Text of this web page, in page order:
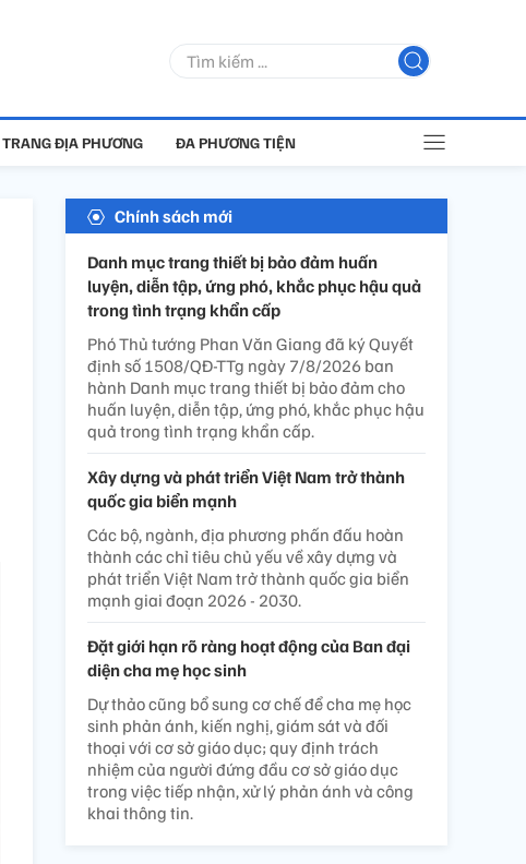
TRANG ĐỊA PHƯƠNG ĐA PHƯƠNG TIỆN
Chính sách mới
Danh mục trang thiết bị bảo đảm huấn
luyện, diễn tập, ứng phó, khắc phục hậu quả
trong tình trạng khẩn cấp
Phó Thủ tướng Phan Văn Giang đã ký Quyết
định số 1508/QĐ-TTg ngày 7/8/2026 ban
hành Danh mục trang thiết bị bảo đảm cho
huấn luyện, diễn tập, ứng phó, khắc phục hậu
quả trong tình trạng khẩn cấp.
Xây dựng và phát triển Việt Nam trở thành
quốc gia biển mạnh
Các bộ, ngành, địa phương phấn đấu hoàn
thành các chỉ tiêu chủ yếu về xây dựng và
phát triển Việt Nam trở thành quốc gia biển
mạnh giai đoạn 2026 - 2030.
Đặt giới hạn rõ ràng hoạt động của Ban đại
diện cha mẹ học sinh
Dự thảo cũng bổ sung cơ chế để cha mẹ học
sinh phản ánh, kiến nghị, giám sát và đối
thoại với cơ sở giáo dục; quy định trách
nhiệm của người đứng đầu cơ sở giáo dục
trong việc tiếp nhận, xử lý phản ánh và công
khai thông tin.